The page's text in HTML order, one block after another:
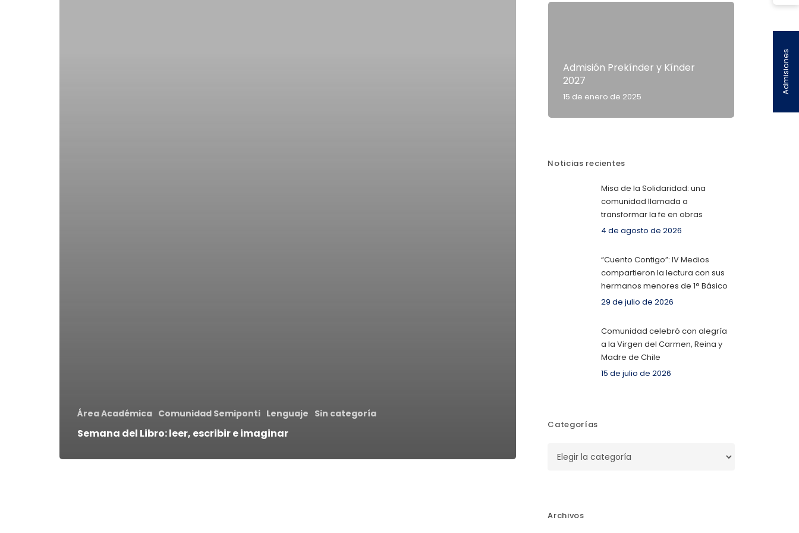
Área Académica Comunidad Semiponti Lenguaje Sin categoría
Semana del Libro: leer, escribir e imaginar
Admisión Prekínder y Kínder
2027
15 de enero de 2025
Noticias recientes
Misa de la Solidaridad: una
comunidad llamada a
transformar la fe en obras
4 de agosto de 2026
“Cuento Contigo”: IV Medios
compartieron la lectura con sus
hermanos menores de 1° Básico
29 de julio de 2026
Comunidad celebró con alegría
a la Virgen del Carmen, Reina y
Madre de Chile
15 de julio de 2026
Categorías
Archivos
Admisiones